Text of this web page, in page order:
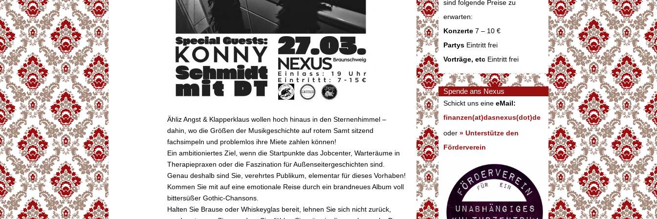
Ähliz Angst & Klapperklaus wollen hoch hinaus in den Sternenhimmel –
dahin, wo die Größen der Musikgeschichte auf rotem Samt sitzend
fachsimpeln und problemlos ihre Miete zahlen können!
Ein ambitioniertes Ziel, wenn die Startpunkte das Jobcenter, Warteräume in
Therapiepraxen oder die Faszination für Außenseitergeschichten sind.
Genau deshalb sind Sie, verehrtes Publikum, elementar für dieses Vorhaben!
Kommen Sie mit auf eine emotionale Reise durch ein brandneues Album voll
bittersüßer Gothic-Chansons.
Halten Sie Brause oder Whiskeyglas bereit, lehnen Sie sich nicht zurück,
sind folgende Preise zu
erwarten:
Konzerte 7 – 10 €
Partys Eintritt frei
Vorträge, etc Eintritt frei
Spende ans Nexus
Schickt uns eine eMail:
finanzen(at)dasnexus(dot)de
oder » Unterstütze den
Förderverein